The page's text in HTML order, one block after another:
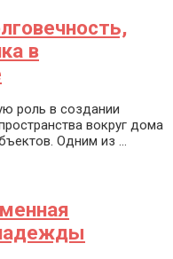
в
роль в создании
вокруг дома
Одним из ...